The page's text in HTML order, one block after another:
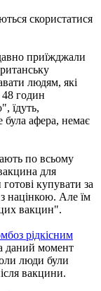
скористатися
приїжджали
людям, які
48 годин
їдуть,
афера, немає
по всьому
для
купувати за
націнкою. Але їм
вакцин".
рідкісним
даний момент
люди були
вакцини.